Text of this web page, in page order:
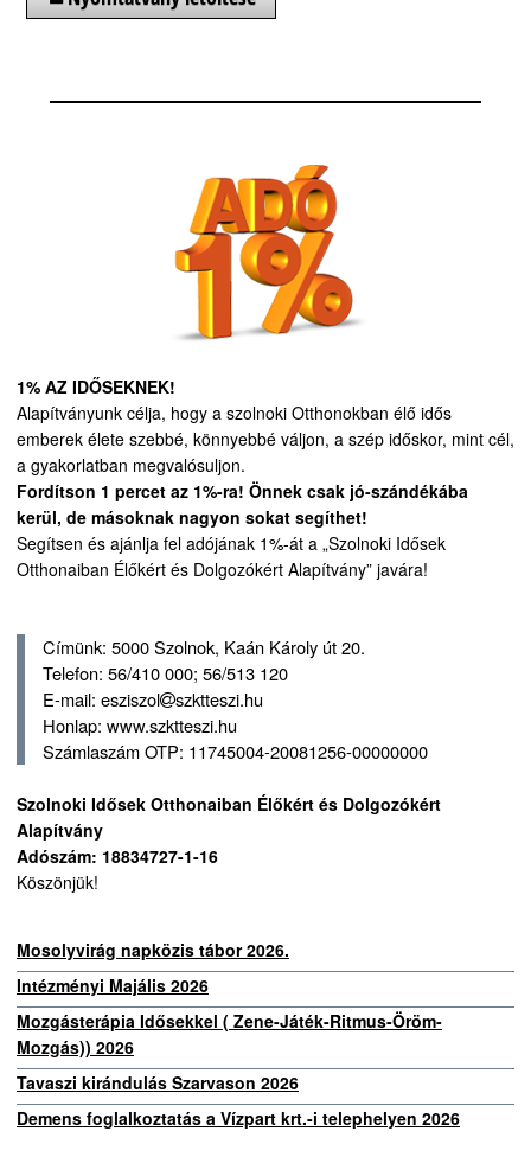
1% AZ IDŐSEKNEK!
Alapítványunk célja, hogy a szolnoki Otthonokban élő idős
emberek élete szebbé, könnyebbé váljon, a szép időskor, mint cél,
a gyakorlatban megvalósuljon.
Fordítson 1 percet az 1%-ra! Önnek csak jó-szándékába
kerül, de másoknak nagyon sokat segíthet!
Segítsen és ajánlja fel adójának 1%-át a „Szolnoki Idősek
Otthonaiban Élőkért és Dolgozókért Alapítvány” javára!
Címünk: 5000 Szolnok, Kaán Károly út 20.
Telefon: 56/410 000; 56/513 120
E-mail: esziszol
szktteszi.hu
Honlap: www.szktteszi.hu
Számlaszám OTP: 11745004-20081256-00000000
Szolnoki Idősek Otthonaiban Élőkért és Dolgozókért
Alapítvány
Adószám: 18834727-1-16
Köszönjük!
Mosolyvirág napközis tábor 2026.
Intézményi Majális 2026
Mozgásterápia Idősekkel ( Zene-Játék-Ritmus-Öröm-
Mozgás)) 2026
Tavaszi kirándulás Szarvason 2026
Demens foglalkoztatás a Vízpart krt.-i telephelyen 2026